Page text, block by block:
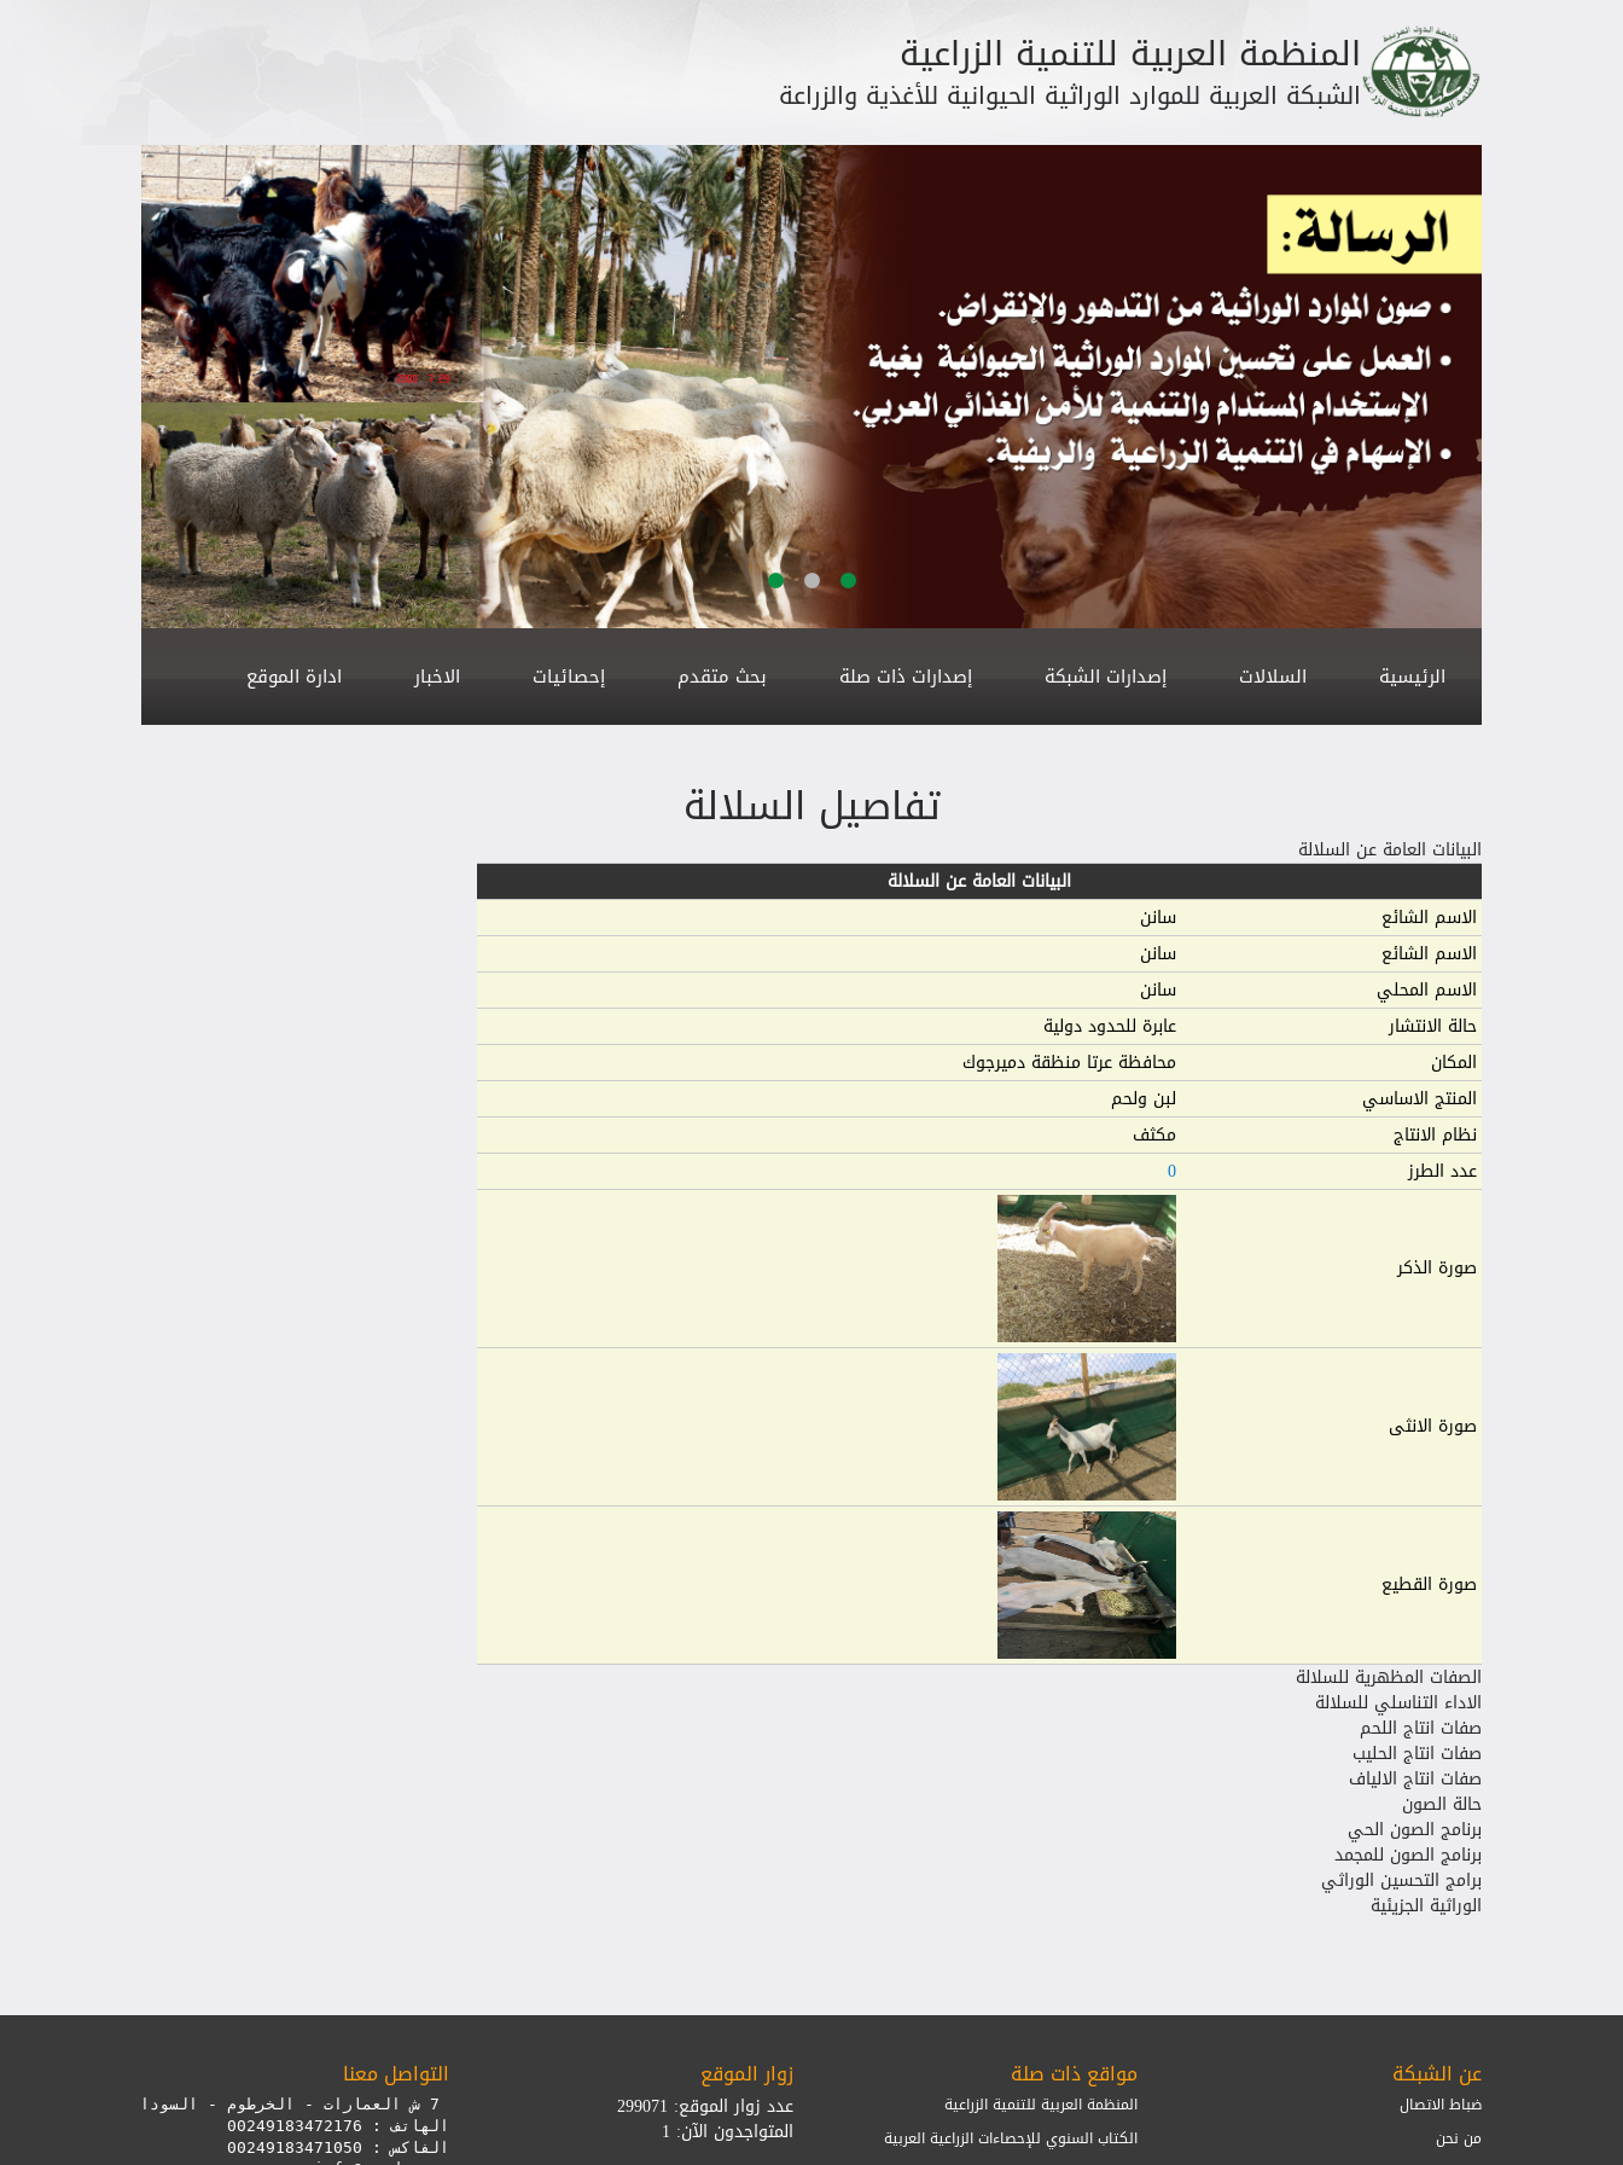
المنظمة العربية للتنمية الزراعية
الشبكة العربية للموارد الوراثية الحيوانية للأغذية والزراعة
الرئيسية السلالات إصدارات الشبكة إصدارات ذات صلة بحث متقدم إحصائيات الاخبار ادارة الموقع
تفاصيل السلالة
البيانات العامة عن السلالة
البيانات العامة عن السلالة
الاسم الشائع
سانن
الاسم الشائع
سانن
الاسم المحلي
سانن
حالة الانتشار
عابرة للحدود دولية
المكان
محافظة عرتا منظقة دميرجوك
المنتج الاساسي
لبن ولحم
نظام الانتاج
مكثف
عدد الطرز
0
صورة الذكر
صورة الانثى
صورة القطيع
الصفات المظهرية للسلالة
الاداء التناسلي للسلالة
صفات انتاج اللحم
صفات انتاج الحليب
صفات انتاج الالياف
حالة الصون
برنامج الصون الحي
برنامج الصون للمجمد
برامج التحسين الوراثي
الوراثية الجزيئية
عن الشبكة
ضباط الاتصال
من نحن
مواقع ذات صلة
المنظمة العربية للتنمية الزراعية
الكتاب السنوي للإحصاءات الزراعية العربية
زوار الموقع
عدد زوار الموقع: 299071
المتواجدون الآن: 1
التواصل معنا